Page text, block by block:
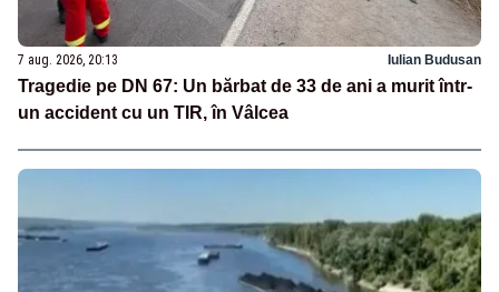
7 aug. 2026, 20:13 Iulian Budusan
Tragedie pe DN 67: Un bărbat de 33 de ani a murit într-
un accident cu un TIR, în Vâlcea